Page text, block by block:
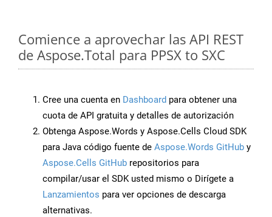
Comience a aprovechar las API REST
de Aspose.Total para PPSX to SXC
Cree una cuenta en Dashboard para obtener una
cuota de API gratuita y detalles de autorización
Obtenga Aspose.Words y Aspose.Cells Cloud SDK
para Java código fuente de Aspose.Words GitHub y
Aspose.Cells GitHub repositorios para
compilar/usar el SDK usted mismo o Dirígete a
Lanzamientos para ver opciones de descarga
alternativas.